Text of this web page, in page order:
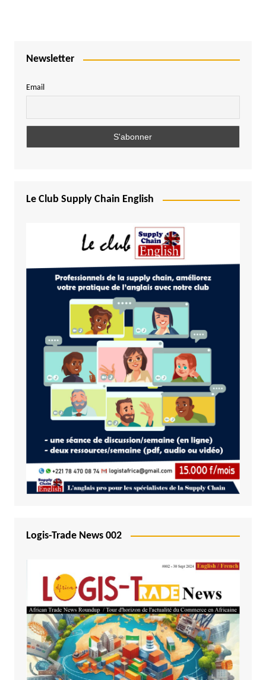
Newsletter
Email
Le Club Supply Chain English
Logis-Trade News 002